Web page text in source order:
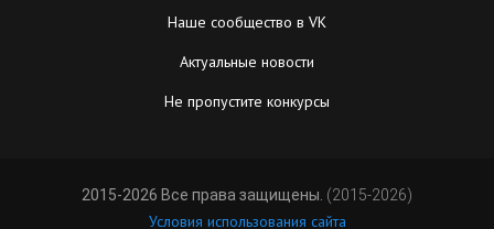
Наше сообщество в VK
Актуальные новости
Не пропустите конкурсы
2015-2026 Все права защищены. (2015-2026)
Условия использования сайта